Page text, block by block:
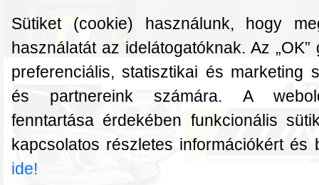
Sütiket (cookie) használunk, hogy
használatát az idelátogatóknak. Az
preferenciális, statisztikai és marketing
és partnereink számára. A
fenntartása érdekében funkcionális
kapcsolatos részletes információkért és
ide!